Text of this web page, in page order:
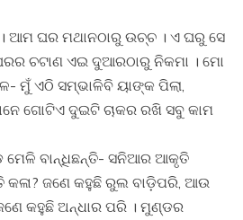
ଆମ ଘର ମଥାନଠାରୁ ଉଚ୍ଚ । ଏ ଘରୁ ସେ
ଚଟାଣ ଏଇ ଦୁଆରଠାରୁ ନିକମା । ମୋ
ମୁଁ ଏଠି ସମ୍ଭାଳିବି ୟାଙ୍କ ପିଲା,
ଗୋଟିଏ ଦୁଇଟି ଚାକର ରଖି ସବୁ କାମ
ମେଳି ବାନ୍ଧିଛନ୍ତି- ସନିଆର ଆକୃତି
ଜଣେ କହୁଛି ରୁଲ ବାଡି଼ପରି, ଆଉ
କହୁଛି ଅନ୍ଧାର ପରି । ମୁଣ୍ଡର